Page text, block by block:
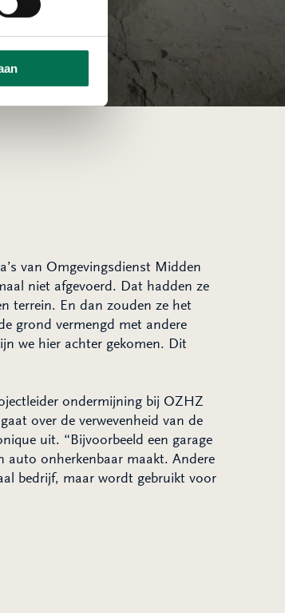
van Omgevingsdienst Midden
niet afgevoerd. Dat hadden ze
terrein. En dan zouden ze het
grond vermengd met andere
we hier achter gekomen. Dit
ondermijning bij OZHZ
over de verwevenheid van de
uit. “Bijvoorbeeld een garage
auto onherkenbaar maakt. Andere
bedrijf, maar wordt gebruikt voor